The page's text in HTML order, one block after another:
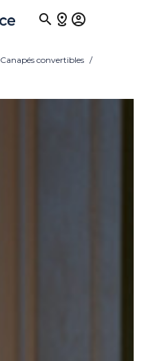

Canapés convertibles